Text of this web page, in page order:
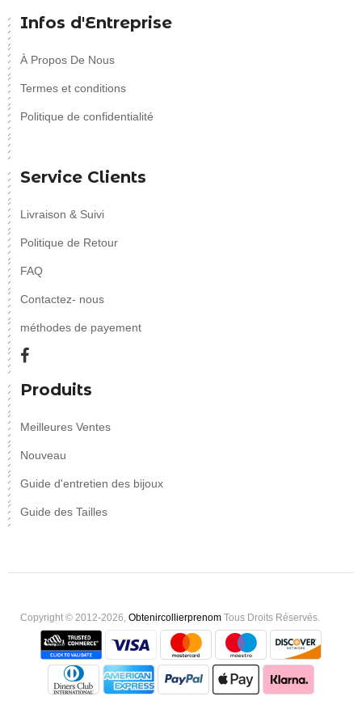
Infos d'Entreprise
À Propos De Nous
Termes et conditions
Politique de confidentialité
Service Clients
Livraison & Suivi
Politique de Retour
FAQ
Contactez- nous
méthodes de payement
Produits
Meilleures Ventes
Nouveau
Guide d'entretien des bijoux
Guide des Tailles
Copyright © 2012-2026, Obtenircollierprenom Tous Droits Réservés.